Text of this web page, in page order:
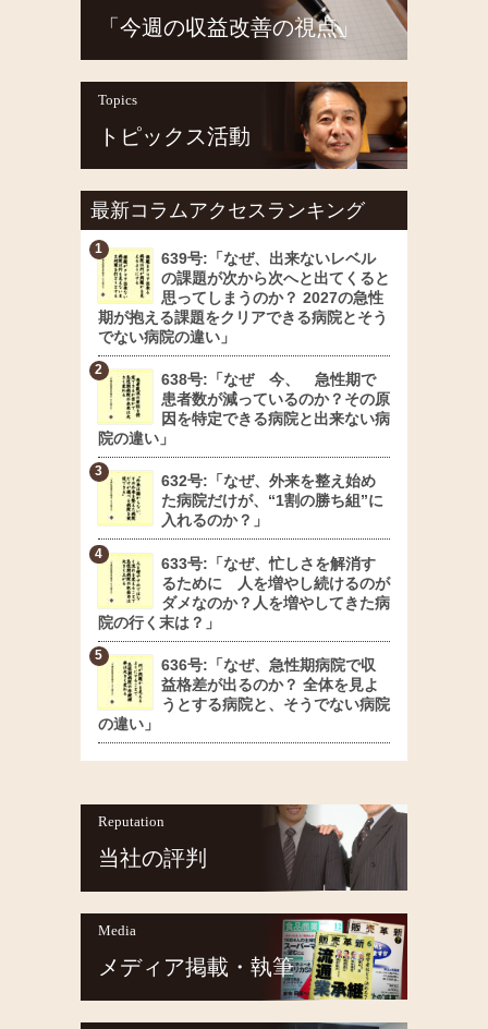
「今週の収益改善の視点」
Topics
トピックス活動
最新コラムアクセスランキング
639号:「なぜ、出来ないレベル
の課題が次から次へと出てくると
思ってしまうのか？ 2027の急性
期が抱える課題をクリアできる病院とそう
でない病院の違い」
638号:「なぜ 今、 急性期で
患者数が減っているのか？その原
因を特定できる病院と出来ない病
院の違い」
632号:「なぜ、外来を整え始め
た病院だけが、“1割の勝ち組”に
入れるのか？」
633号:「なぜ、忙しさを解消す
るために 人を増やし続けるのが
ダメなのか？人を増やしてきた病
院の行く末は？」
636号:「なぜ、急性期病院で収
益格差が出るのか？ 全体を見よ
うとする病院と、そうでない病院
の違い」
Reputation
当社の評判
Media
メディア掲載・執筆